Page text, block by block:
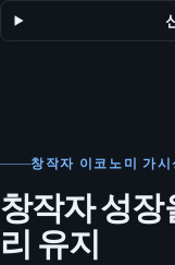
창작자 이코노미 가시
창작자 성장
리 유지